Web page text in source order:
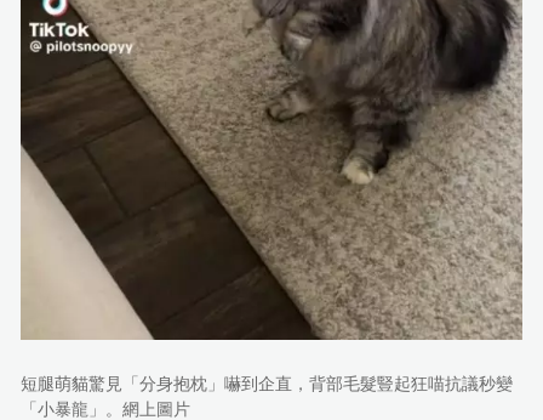
短腿萌貓驚見「分身抱枕」嚇到企直，背部毛髮豎起狂喵抗議秒變
「小暴龍」。網上圖片